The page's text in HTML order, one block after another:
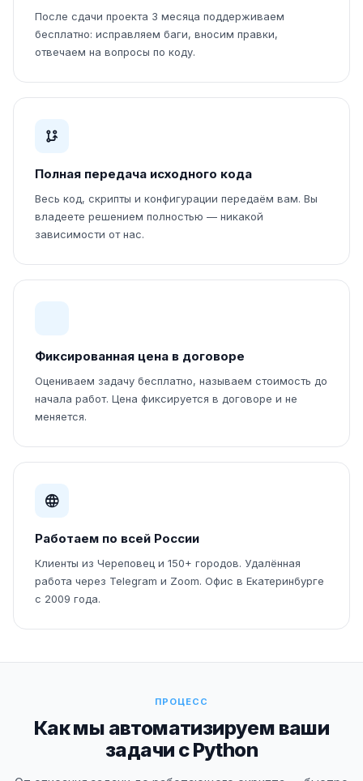
После сдачи проекта 3 месяца поддерживаем
бесплатно: исправляем баги, вносим правки,
отвечаем на вопросы по коду.
Полная передача исходного кода
Весь код, скрипты и конфигурации передаём вам. Вы
владеете решением полностью — никакой
зависимости от нас.
Фиксированная цена в договоре
Оцениваем задачу бесплатно, называем стоимость до
начала работ. Цена фиксируется в договоре и не
меняется.
Работаем по всей России
Клиенты из Череповец и 150+ городов. Удалённая
работа через Telegram и Zoom. Офис в Екатеринбурге
с 2009 года.
ПРОЦЕСС
Как мы автоматизируем ваши
задачи с Python